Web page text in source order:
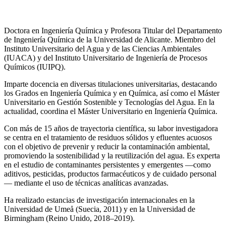
Doctora en Ingeniería Química y Profesora Titular del Departamento
de Ingeniería Química de la Universidad de Alicante. Miembro del
Instituto Universitario del Agua y de las Ciencias Ambientales
(IUACA) y del Instituto Universitario de Ingeniería de Procesos
Químicos (IUIPQ).
Imparte docencia en diversas titulaciones universitarias, destacando
los Grados en Ingeniería Química y en Química, así como el Máster
Universitario en Gestión Sostenible y Tecnologías del Agua. En la
actualidad, coordina el Máster Universitario en Ingeniería Química.
Con más de 15 años de trayectoria científica, su labor investigadora
se centra en el tratamiento de residuos sólidos y efluentes acuosos
con el objetivo de prevenir y reducir la contaminación ambiental,
promoviendo la sostenibilidad y la reutilización del agua. Es experta
en el estudio de contaminantes persistentes y emergentes —como
aditivos, pesticidas, productos farmacéuticos y de cuidado personal
— mediante el uso de técnicas analíticas avanzadas.
Ha realizado estancias de investigación internacionales en la
Universidad de Umeå (Suecia, 2011) y en la Universidad de
Birmingham (Reino Unido, 2018–2019).